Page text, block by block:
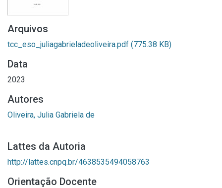
Arquivos
tcc_eso_juliagabrieladeoliveira.pdf (775.38 KB)
Data
2023
Autores
Oliveira, Julia Gabriela de
Lattes da Autoria
http://lattes.cnpq.br/4638535494058763
Orientação Docente